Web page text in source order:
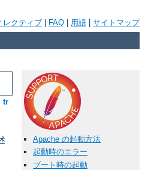
レクティブ FAQ 用語 サイトマップ
tr
Apache の起動方法
起動時のエラー
ブート時の起動